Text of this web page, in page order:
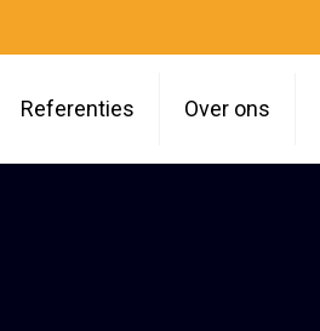
Referenties Over ons